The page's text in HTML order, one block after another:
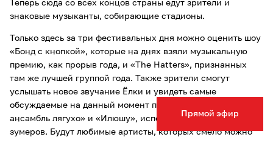
Прямой эфир
Теперь сюда со всех концов страны едут зрители и
знаковые музыканты, собирающие стадионы.
Только здесь за три фестивальных дня можно оценить шоу
«Бонд с кнопкой», которые на днях взяли музыкальную
премию, как прорыв года, и «The Hatters», признанных
там же лучшей группой года. Также зрители смогут
услышать новое звучание Ёлки и увидеть самые
обсуждаемые на данный момент проекты: «Токсичный
ансамбль лягухо» и «Илюшу», исполняющего шансон для
зумеров. Будут любимые артисты, которых смело можно